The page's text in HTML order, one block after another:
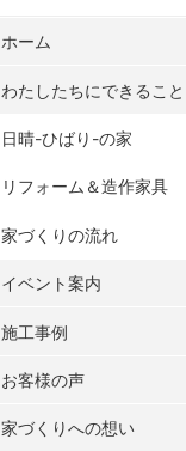
ホーム
わたしたちにできること
日晴-ひばり-の家
リフォーム＆造作家具
家づくりの流れ
イベント案内
施工事例
お客様の声
家づくりへの想い